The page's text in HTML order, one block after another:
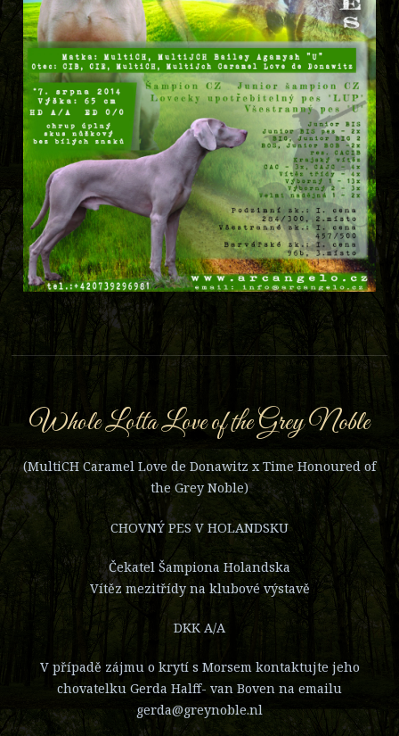
Whole Lotta Love of the Grey Noble
(MultiCH Caramel Love de Donawitz x Time Honoured of
the Grey Noble)
CHOVNÝ PES V HOLANDSKU
Čekatel Šampiona Holandska
Vítěz mezitřídy na klubové výstavě
DKK A/A
V případě zájmu o krytí s Morsem kontaktujte jeho
chovatelku Gerda Halff- van Boven na emailu
gerda@greynoble.nl